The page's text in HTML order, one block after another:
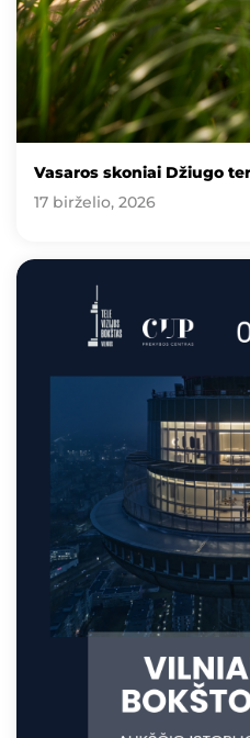
Vasaros skoniai Džiugo
17 birželio, 2026